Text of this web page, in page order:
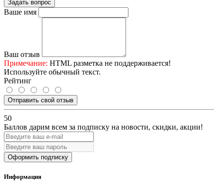
Задать вопрос
Ваше имя
Ваш отзыв
Примечание: HTML разметка не поддерживается!
Используйте обычный текст.
Рейтинг
Отправить свой отзыв
50
Баллов дарим всем за подписку на новости, скидки, акции!
Оформить подписку
Информация